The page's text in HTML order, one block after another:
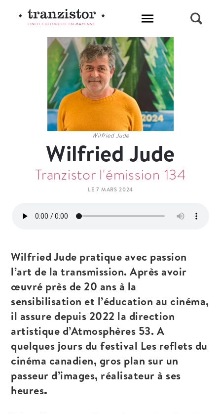
L'INFO CULTURELLE EN MAYENNE
Wilfried Jude
Tranzistor l'émission 134
LE 7 MARS 2024
Wilfried Jude
Wilfried Jude pratique avec passion
l’art de la transmission. Aprèsavoir
œuvré près de 20 ans à la
sensibilisation et l’éducation au cinéma,
il assure depuis 2022 la direction
artistique d’Atmosphères 53. A
quelques jours du festival Les reflets du
cinéma canadien, gros plan sur un
passeur d’images, réalisateur à ses
heures.